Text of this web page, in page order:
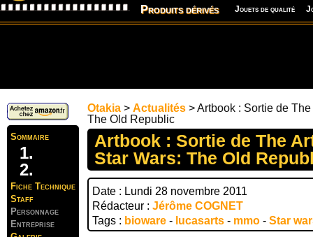
Produits dérivés Jouets de qualité
Sommaire
Fiche Technique
Staff
Personnage
Entreprise
Otakia > Actualités > Artbook : Sortie de
The Old Republic
Artbook : Sortie de The
Star Wars: The Old
Date : Lundi 28 novembre 2011
Rédacteur : Jérôme COGNET
Tags : bioware - lucasarts - mmo - Star